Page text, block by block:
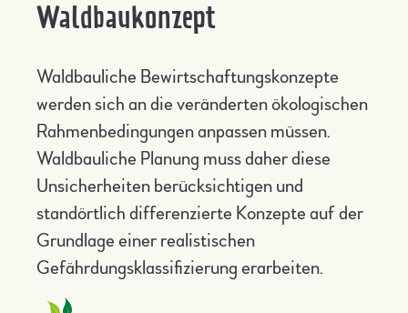
Waldbaukonzept
Waldbauliche Bewirtschaftungskonzepte
werden sich an die veränderten ökologischen
Rahmenbedingungen anpassen müssen.
Waldbauliche Planung muss daher diese
Unsicherheiten berücksichtigen und
standörtlich differenzierte Konzepte auf der
Grundlage einer realistischen
Gefährdungsklassifizierung erarbeiten.